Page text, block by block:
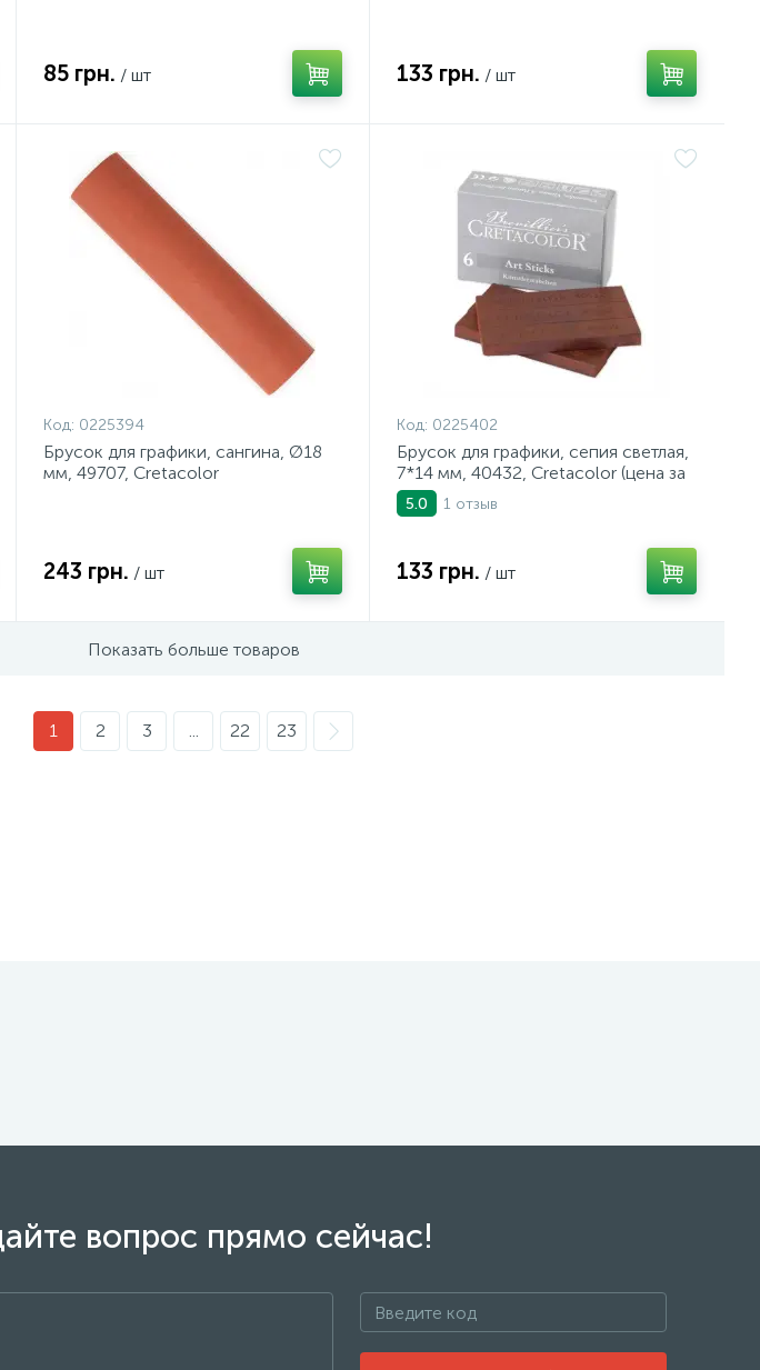
85 грн. / шт 133 грн. / шт
Код: 0225394
Брусок для графики, сангина, Ø18
мм, 49707, Cretacolor
243 грн. / шт
Код: 0225402
Брусок для графики, сепия светлая,
7*14 мм, 40432, Cretacolor (цена за
1шт.)
5.0 1 отзыв
133 грн. / шт
Показать больше товаров
1 2 3 ... 22 23
вопрос прямо сейчас!